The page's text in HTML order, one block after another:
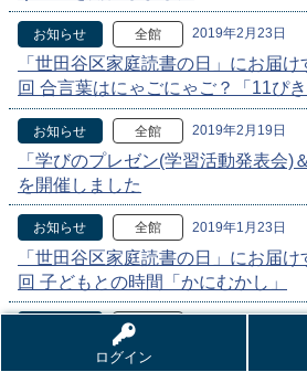
ログイン
お知らせ 全館 2019年2月23日
「世田谷区家庭読書の日」にお届
回 合言葉はにゃごにゃご？「11ぴき
お知らせ 全館 2019年2月19日
「学びのプレゼン(学習活動発表会)
を開催しました
お知らせ 全館 2019年1月23日
「世田谷区家庭読書の日」にお届
回 子どもとの時間「かにむかし」
全館
「世田谷区家庭読書の日」にお届